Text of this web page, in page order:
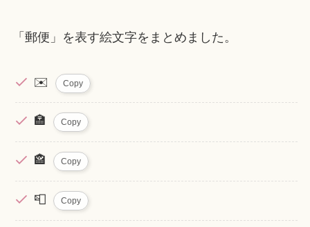
「郵便」を表す絵文字をまとめました。
✉️ Copy
🏣 Copy
🏤 Copy
📮 Copy